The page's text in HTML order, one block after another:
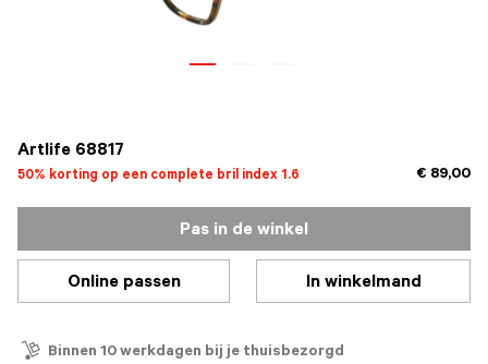
Artlife 68817
50% korting op een complete bril index 1.6 € 89,00
Pas in de winkel
Online passen In winkelmand
Binnen 10 werkdagen bij je thuisbezorgd